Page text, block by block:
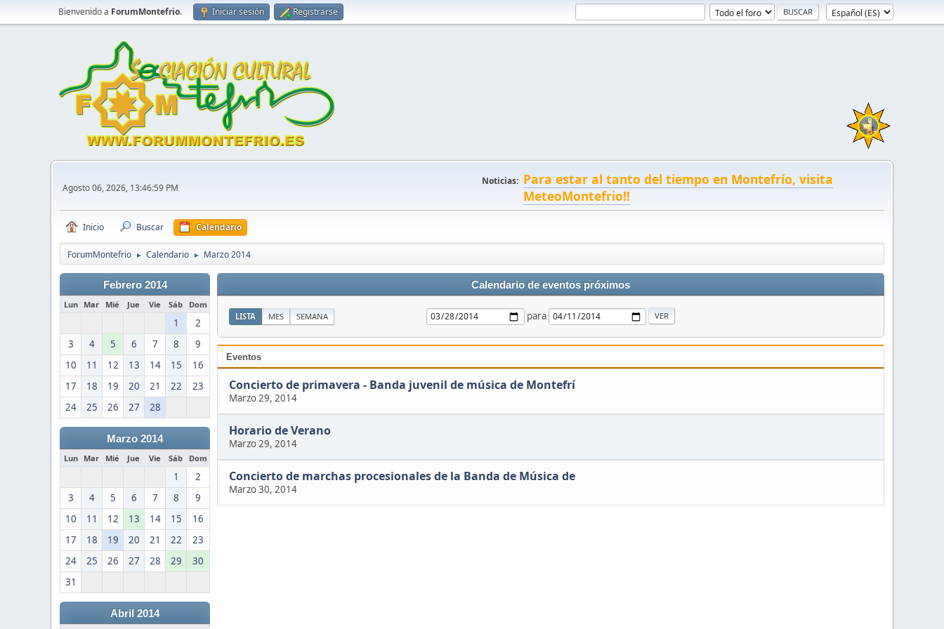
Bienvenido a ForumMontefrio. Iniciar sesión Registrarse
Agosto 06, 2026, 13:46:59 PM
Noticias: Para estar al tanto del tiempo en Montefrío, visita
MeteoMontefrio!!
Inicio Buscar Calendario
ForumMontefrio ► Calendario ► Marzo 2014
Febrero 2014
Lun Mar Mié Jue Vie Sáb Dom
1
2
3
4 5 6 7 8
9
10
11 12 13 14 15
16
17
18 19 20 21 22
23
24
25 26 27 28
Marzo 2014
Lun Mar Mié Jue Vie Sáb Dom
1
2
3
4 5 6 7 8
9
10
11 12 13 14 15
16
17
18 19 20 21 22
23
24
25 26 27 28 29
30
31
Abril 2014
Calendario de eventos próximos
LISTA MES SEMANA para
Eventos
Concierto de primavera - Banda juvenil de música de Montefrí
Marzo 29, 2014
Horario de Verano
Marzo 29, 2014
Concierto de marchas procesionales de la Banda de Música de
Marzo 30, 2014